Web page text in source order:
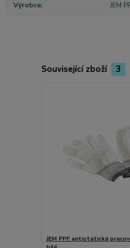
Výrobce JEM
Související zboží 3
JEM PPF antistatická